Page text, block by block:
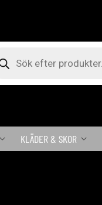
KLÄDER & SKOR